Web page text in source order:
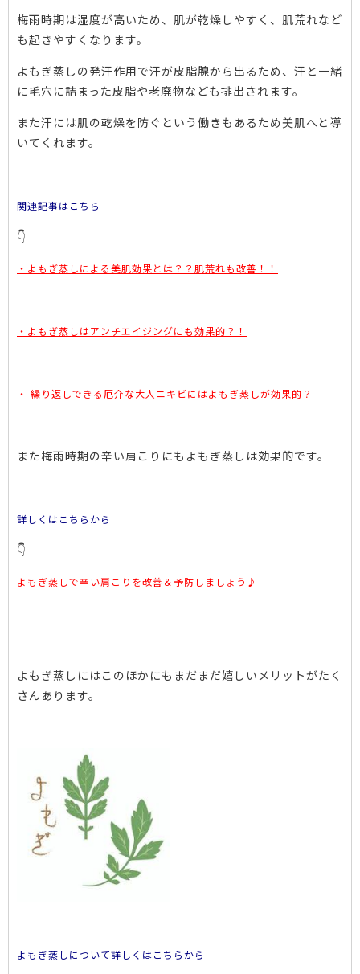
梅雨時期は湿度が高いため、肌が乾燥しやすく、肌荒れなど
も起きやすくなります。
よもぎ蒸しの発汗作用で汗が皮脂腺から出るため、汗と一緒
に毛穴に詰まった皮脂や老廃物なども排出されます。
また汗には肌の乾燥を防ぐという働きもあるため美肌へと導
いてくれます。
関連記事はこちら
👇
・よもぎ蒸しによる美肌効果とは？？肌荒れも改善！！
・よもぎ蒸しはアンチエイジングにも効果的？！
・ 繰り返しできる厄介な大人ニキビにはよもぎ蒸しが効果的？
また梅雨時期の辛い肩こりにもよもぎ蒸しは効果的です。
詳しくはこちらから
👇
よもぎ蒸しで辛い肩こりを改善＆予防しましょう♪
よもぎ蒸しにはこのほかにもまだまだ嬉しいメリットがたく
さんあります。
よもぎ蒸しについて詳しくはこちらから